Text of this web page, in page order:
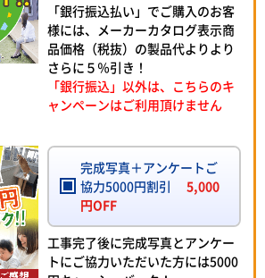
「銀行振込払い」でご購入のお客
様には、メーカーカタログ表示商
品価格（税抜）の製品代よりより
さらに５％引き！
「銀行振込」以外は、こちらのキ
ャンペーンはご利用頂けません
完成写真＋アンケートご
協力5000円割引 5,000
円OFF
工事完了後に完成写真とアンケー
トにご協力いただいた方には5000